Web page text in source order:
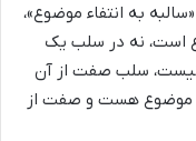
به انتفاء موضوع»،
است، نه در سلب یک
سلب صفت از آن
موضوع هست و صفت از